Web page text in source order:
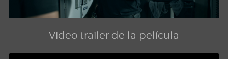
Video trailer de la película